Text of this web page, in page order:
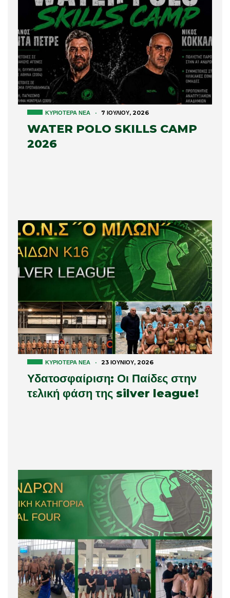
ΚΥΡΙΌΤΕΡΑ ΝΈΑ · 7 ΙΟΥΛΊΟΥ, 2026
WATER POLO SKILLS CAMP
2026
ΚΥΡΙΌΤΕΡΑ ΝΈΑ · 23 ΙΟΥΝΊΟΥ, 2026
Υδατοσφαίριση: Οι Παίδες στην
τελική φάση της silver league!